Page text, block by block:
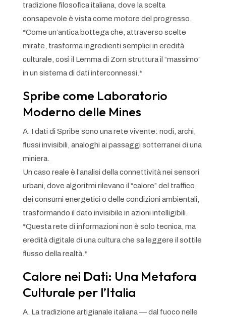
tradizione filosofica italiana, dove la scelta
consapevole è vista come motore del progresso.
*Come un’antica bottega che, attraverso scelte
mirate, trasforma ingredienti semplici in eredità
culturale, così il Lemma di Zorn struttura il “massimo”
in un sistema di dati interconnessi.*
Spribe come Laboratorio
Moderno delle Mines
A. I dati di Spribe sono una rete vivente: nodi, archi,
flussi invisibili, analoghi ai passaggi sotterranei di una
miniera.
Un caso reale è l’analisi della connettività nei sensori
urbani, dove algoritmi rilevano il “calore” del traffico,
dei consumi energetici o delle condizioni ambientali,
trasformando il dato invisibile in azioni intelligibili.
*Questa rete di informazioni non è solo tecnica, ma
eredità digitale di una cultura che sa leggere il sottile
flusso della realtà.*
Calore nei Dati: Una Metafora
Culturale per l’Italia
A. La tradizione artigianale italiana — dal fuoco nelle